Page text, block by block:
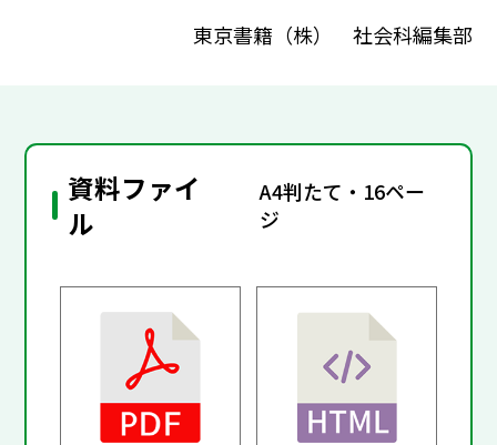
東京書籍（株） 社会科編集部
資料ファイ
ル
A4判たて・16ペー
ジ